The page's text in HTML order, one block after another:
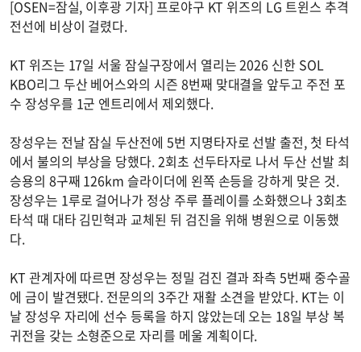
[OSEN=잠실, 이후광 기자] 프로야구 KT 위즈의 LG 트윈스 추격
전선에 비상이 걸렸다.
KT 위즈는 17일 서울 잠실구장에서 열리는 2026 신한 SOL
KBO리그 두산 베어스와의 시즌 8번째 맞대결을 앞두고 주전 포
수 장성우를 1군 엔트리에서 제외했다.
장성우는 전날 잠실 두산전에 5번 지명타자로 선발 출전, 첫 타석
에서 불의의 부상을 당했다. 2회초 선두타자로 나서 두산 선발 최
승용의 8구째 126km 슬라이더에 왼쪽 손등을 강하게 맞은 것.
장성우는 1루로 걸어나가 정상 주루 플레이를 소화했으나 3회초
타석 때 대타 김민혁과 교체된 뒤 검진을 위해 병원으로 이동했
다.
KT 관계자에 따르면 장성우는 정밀 검진 결과 좌측 5번째 중수골
에 금이 발견됐다. 전문의의 3주간 재활 소견을 받았다. KT는 이
날 장성우 자리에 선수 등록을 하지 않았는데 오는 18일 부상 복
귀전을 갖는 소형준으로 자리를 메울 계획이다.